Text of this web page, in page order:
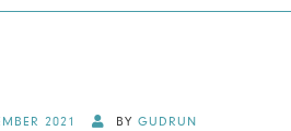
2021 BY GUDRUN